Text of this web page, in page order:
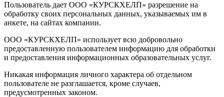
Пользователь дает ООО «КУРСКХЕЛП» разрешение на
обработку своих персональных данных, указываемых им в
анкете, на сайтах компании.
ООО «КУРСКХЕЛП» использует всю добровольно
предоставленную пользователем информацию для обработки
и предоставления информационных образовательных услуг.
Никакая информация личного характера об отдельном
пользователе не разглашается, кроме случаев,
предусмотренных законом.